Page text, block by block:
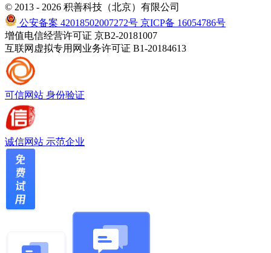
© 2013 - 2026 积善科技（北京）有限公司
公安备案 42018502007272号 京ICP备 16054786号
增值电信经营许可证 京B2-20181007
互联网虚拟专用网业务许可证 B1-20184613
可信网站 身份验证
诚信网站 示范企业